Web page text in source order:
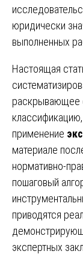
юридически
выполненных
Настоящая
раскрывающее
применение
материале
нормативно-
пошаговый
приводятся
экспертных